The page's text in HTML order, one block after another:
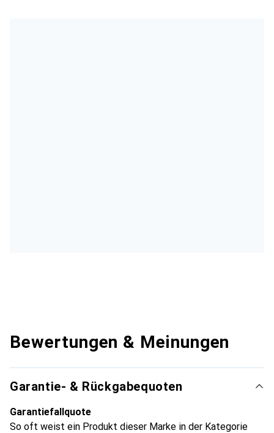
Bewertungen & Meinungen
Garantie- & Rückgabequoten
Garantiefallquote
So oft weist ein Produkt dieser Marke in der Kategorie